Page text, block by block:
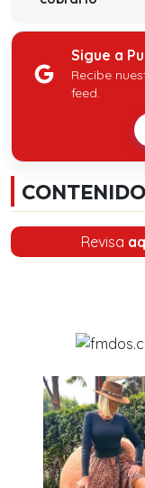
Sigue a
Recibe
feed.
Revisa